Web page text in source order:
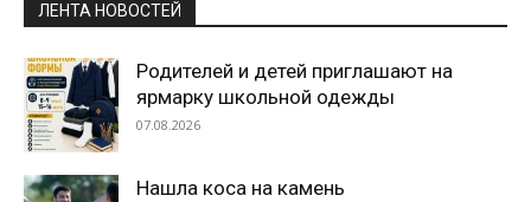
ЛЕНТА НОВОСТЕЙ
Родителей и детей приглашают на
ярмарку школьной одежды
07.08.2026
Нашла коса на камень